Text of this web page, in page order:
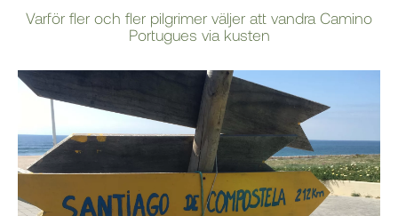
Varför fler och fler pilgrimer väljer att vandra Camino
Portugues via kusten